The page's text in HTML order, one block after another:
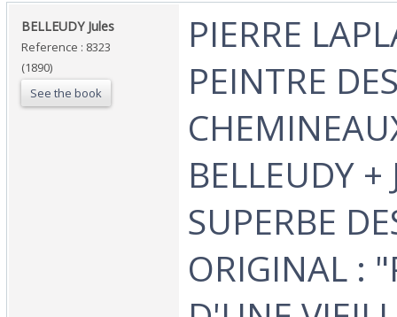
‎BELLEUDY Jules‎
Reference : 8323
(1890)
See the book
‎PIERRE
PEINTRE
BELLEUDY
SUPERBE
ORIGINAL :